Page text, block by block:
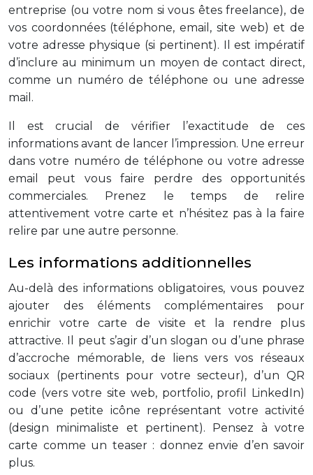
entreprise (ou votre nom si vous êtes freelance), de
vos coordonnées (téléphone, email, site web) et de
votre adresse physique (si pertinent). Il est impératif
d’inclure au minimum un moyen de contact direct,
comme un numéro de téléphone ou une adresse
mail.
Il est crucial de vérifier l’exactitude de ces
informations avant de lancer l’impression. Une erreur
dans votre numéro de téléphone ou votre adresse
email peut vous faire perdre des opportunités
commerciales. Prenez le temps de relire
attentivement votre carte et n’hésitez pas à la faire
relire par une autre personne.
Les informations additionnelles
Au-delà des informations obligatoires, vous pouvez
ajouter des éléments complémentaires pour
enrichir votre carte de visite et la rendre plus
attractive. Il peut s’agir d’un slogan ou d’une phrase
d’accroche mémorable, de liens vers vos réseaux
sociaux (pertinents pour votre secteur), d’un QR
code (vers votre site web, portfolio, profil LinkedIn)
ou d’une petite icône représentant votre activité
(design minimaliste et pertinent). Pensez à votre
carte comme un teaser : donnez envie d’en savoir
plus.